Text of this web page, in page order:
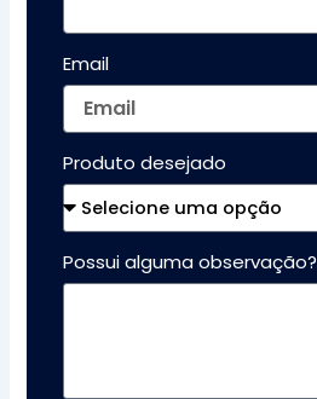
Email
Produto desejado
Possui alguma observação?